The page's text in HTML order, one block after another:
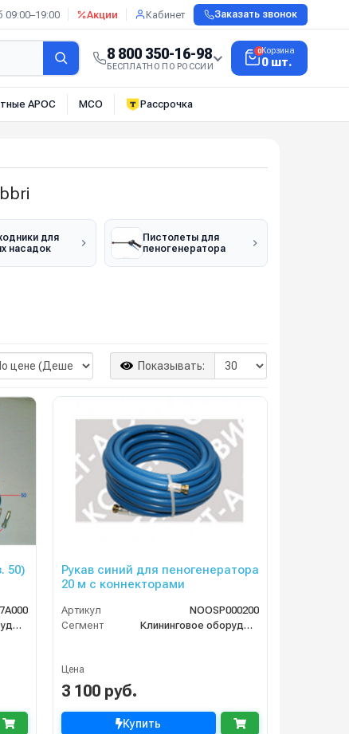
09:00–19:00 Акции Кабинет Заказать звонок
8 800 350-16-98
БЕСПЛАТНО ПО РОССИИ
0Корзина
0 шт.
АРОС МСО Рассрочка
для
насадок
Пистолеты для
пеногенератора
Показывать:
50)
Клининговое оборудование
Рукав синий для пеногенератора
20 м с коннекторами
Артикул
NOOSP000200
Сегмент
Клининговое оборудование
Цена
3 100 руб.
Купить